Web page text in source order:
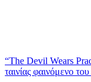
“The Devil Wears
ταινίας φαινόμενο